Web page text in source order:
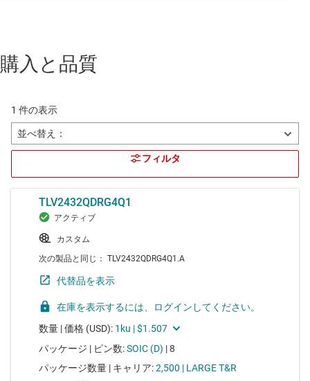
購入と品質